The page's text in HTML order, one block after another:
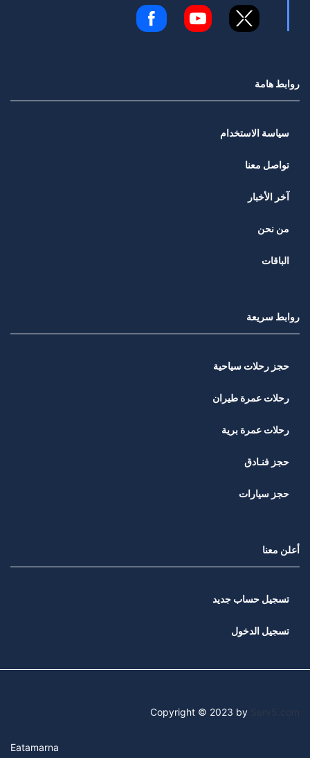
روابط هامة
سياسة الاستخدام
تواصل معنا
آخر الأخبار
من نحن
الباقات
روابط سريعة
حجز رحلات سياحية
رحلات عمرة طيران
رحلات عمرة برية
حجز فنـادق
حجز سيارات
أعلن معنا
تسجيل حساب جديد
تسجيل الدخول
Copyright © 2023 by
Eatamarna